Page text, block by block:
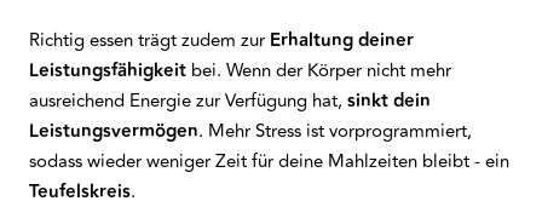
Richtig essen trägt zudem zur Erhaltung deiner
Leistungsfähigkeit bei. Wenn der Körper nicht mehr
ausreichend Energie zur Verfügung hat, sinkt dein
Leistungsvermögen. Mehr Stress ist vorprogrammiert,
sodass wieder weniger Zeit für deine Mahlzeiten bleibt - ein
Teufelskreis.